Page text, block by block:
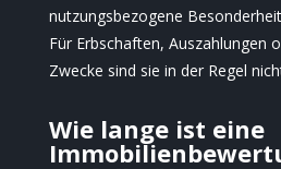
nutzungsbezogene
Für Erbschaften, Auszahlungen
Zwecke sind sie in der Regel
Wie lange ist eine